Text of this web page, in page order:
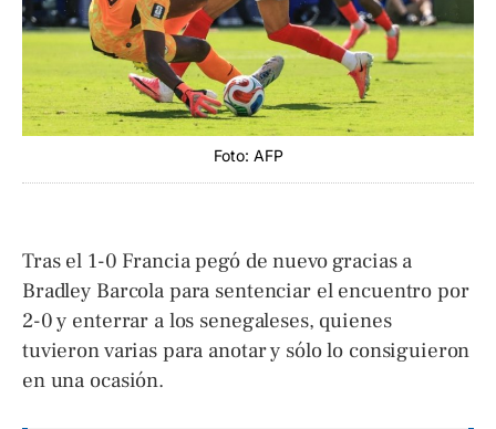
Foto: AFP
Tras el 1-0 Francia pegó de nuevo gracias a
Bradley Barcola para sentenciar el encuentro por
2-0 y enterrar a los senegaleses, quienes
tuvieron varias para anotar y sólo lo consiguieron
en una ocasión.